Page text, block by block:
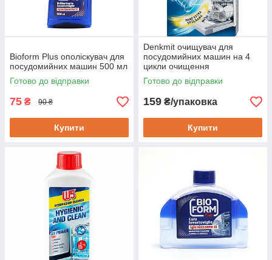
Bioform Plus ополіскувач для
посудомийних машин 500 мл
Готово до відправки
75 ₴ 90 ₴
Купити
Denkmit очищувач для
посудомийних машин на 4
цикли очищення
Готово до відправки
159 ₴/упаковка
Купити